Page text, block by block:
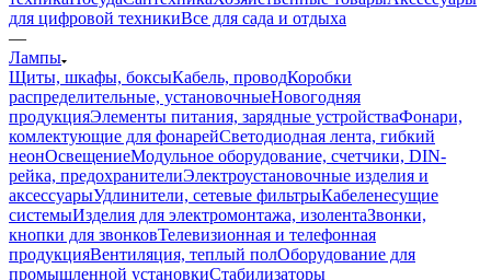
для цифровой техникиВсе для сада и отдыха
—
Лампы
Щиты, шкафы, боксыКабель, проводКоробки
распределительные, установочныеНовогодняя
продукцияЭлементы питания, зарядные устройстваФонари,
комлектующие для фонарейСветодиодная лента, гибкий
неонОсвещениеМодульное оборудование, счетчики, DIN-
рейка, предохранителиЭлектроустановочные изделия и
аксессуарыУдлинители, сетевые фильтрыКабеленесущие
системыИзделия для электромонтажа, изолентаЗвонки,
кнопки для звонковТелевизионная и телефонная
продукцияВентиляция, теплый полОборудование для
промышленной установкиСтабилизаторы